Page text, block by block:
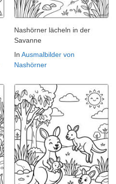
Nashörner lächeln in der
Savanne
In Ausmalbilder von
Nashörner